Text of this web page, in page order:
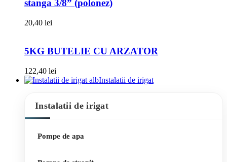
stanga 3/8” (polonez)
20,40 lei
5KG BUTELIE CU ARZATOR
122,40 lei
Instalatii de irigat
Instalatii de irigat
Pompe de apa